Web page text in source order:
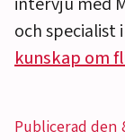
och specialist
kunskap om
Publicerad den